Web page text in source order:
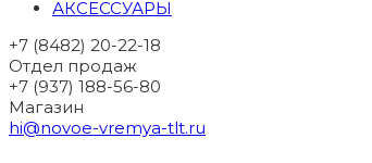
АКСЕССУАРЫ
+7 (8482) 20-22-18
Отдел продаж
+7 (937) 188-56-80
Магазин
hi@novoe-vremya-tlt.ru